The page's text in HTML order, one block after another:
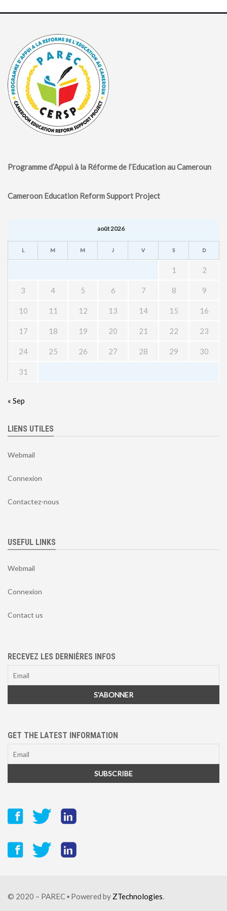
Programme d’Appui à la Réforme de l’Education au Cameroun
Cameroon Education Reform Support Project
août 2026
L M M J V S D
1 2
3 4 5 6 7 8 9
10 11 12 13 14 15 16
17 18 19 20 21 22 23
24 25 26 27 28 29 30
31
« Sep
LIENS UTILES
Webmail
Connexion
Contactez-nous
USEFUL LINKS
Webmail
Connexion
Contact us
RECEVEZ LES DERNIÈRES INFOS
GET THE LATEST INFORMATION
© 2020 – PAREC ▪ Powered by ZTechnologies.